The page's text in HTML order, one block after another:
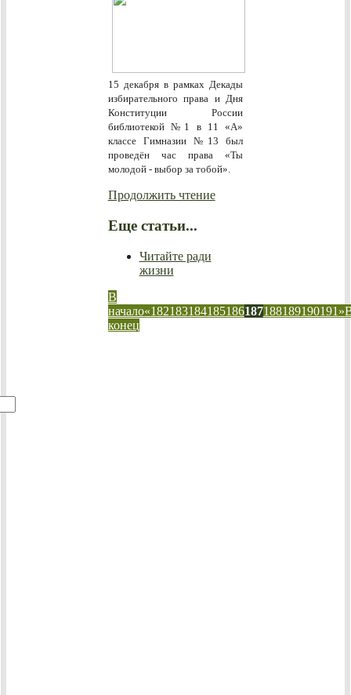
15 декабря в рамках Декады
избирательного права и Дня
Конституции России
библиотекой №1 в 11 «А»
классе Гимназии №13 был
проведён час права «Ты
молодой - выбор за тобой».
Продолжить чтение
Еще статьи...
Читайте ради
жизни
В
начало«182183184185186187188189190191 »
конец